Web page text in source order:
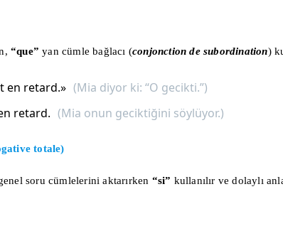
“que” yan cümle bağlacı (conjonction de subordination)
en retard.» (Mia diyor ki: “O gecikti.”)
retard. (Mia onun geciktiğini söylüyor.)
totale)
soru cümlelerini aktarırken “si” kullanılır ve dolaylı